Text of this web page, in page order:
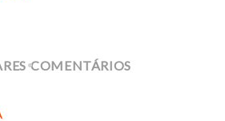
COMENTÁRIOS